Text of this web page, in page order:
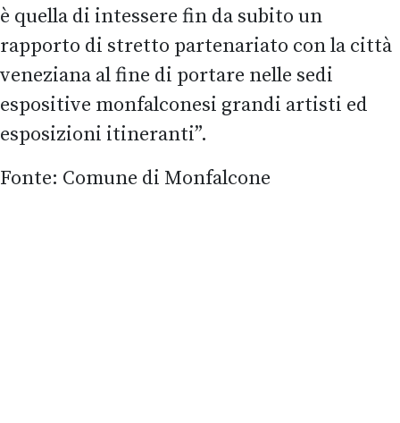
è quella di intessere fin da subito un
rapporto di stretto partenariato con la città
veneziana al fine di portare nelle sedi
espositive monfalconesi grandi artisti ed
esposizioni itineranti”.
Fonte: Comune di Monfalcone